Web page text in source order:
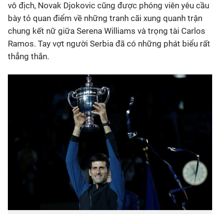
VIDEO
Bên lề
vô địch, Novak Djokovic cũng được phóng viên yêu cầu
bày tỏ quan điểm về những tranh cãi xung quanh trận
chung kết nữ giữa Serena Williams và trọng tài Carlos
Ramos. Tay vợt người Serbia đã có những phát biểu rất
thẳng thắn.